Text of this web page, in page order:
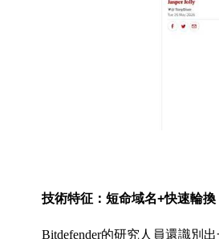
技術特征：短命域名+快速輪換
Bitdefender的研究人員還識別